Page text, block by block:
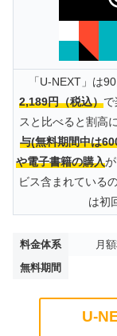
「U-NEXT」は
2,189円（税込）
スと比べると割高
与(無料期間中は
や電子書籍の購入
ビス含まれている
は初
料金体系 月
無料期間
U-